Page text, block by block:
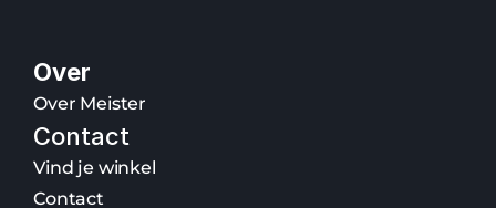
Over
Over Meister
Contact
Vind je winkel
Contact